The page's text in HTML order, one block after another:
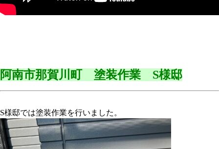
阿南市那賀川町 塗装作業 S様邸
S様邸では塗装作業を行いました。